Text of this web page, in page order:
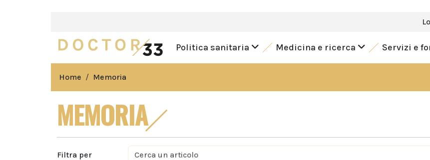
Politica sanitaria Medicina e ricerca Servizi e
Home Memoria
MEMORIA
Filtra per